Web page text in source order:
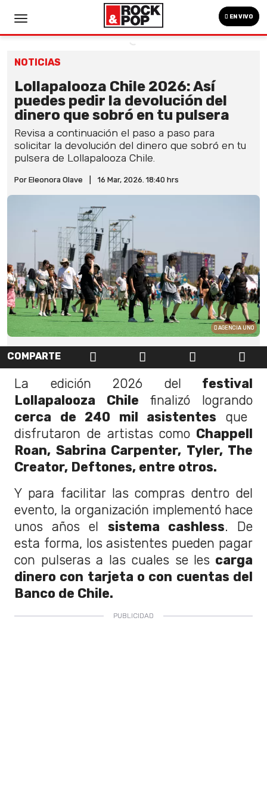
EN VIVO
NOTICIAS
Lollapalooza Chile 2026: Así
puedes pedir la devolución del
dinero que sobró en tu pulsera
Revisa a continuación el paso a paso para
solicitar la devolución del dinero que sobró en tu
pulsera de Lollapalooza Chile.
Por Eleonora Olave 16 Mar, 2026. 18:40 hrs
AGENCIA UNO
COMPARTE
La edición 2026 del festival
Lollapalooza Chile finalizó logrando
cerca de 240 mil asistentes que
disfrutaron de artistas como Chappell
Roan, Sabrina Carpenter, Tyler, The
Creator, Deftones, entre otros.
Y para facilitar las compras dentro del
evento, la organización implementó hace
unos años el sistema cashless. De
esta forma, los asistentes pueden pagar
con pulseras a las cuales se les carga
dinero con tarjeta o con cuentas del
Banco de Chile.